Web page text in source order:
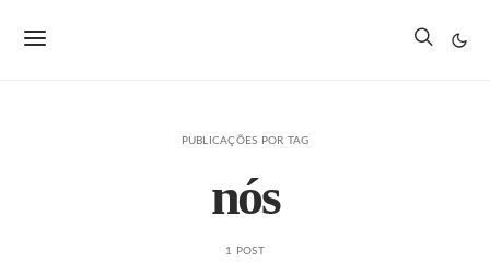
PUBLICAÇÕES POR TAG
nós
1 POST